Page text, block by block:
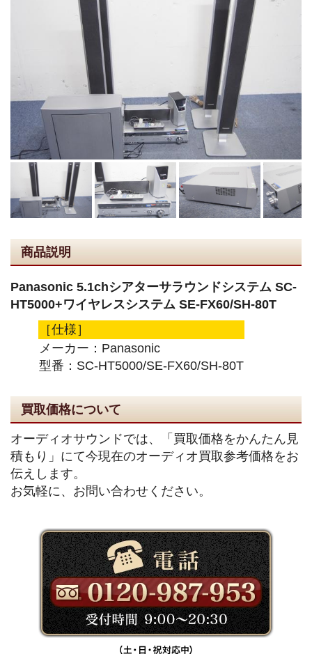
商品説明
Panasonic 5.1chシアターサラウンドシステム SC-
HT5000+ワイヤレスシステム SE-FX60/SH-80T
［仕様］
メーカー：Panasonic
型番：SC-HT5000/SE-FX60/SH-80T
買取価格について
オーディオサウンドでは、「買取価格をかんたん見
積もり」にて今現在のオーディオ買取参考価格をお
伝えします。
お気軽に、お問い合わせください。